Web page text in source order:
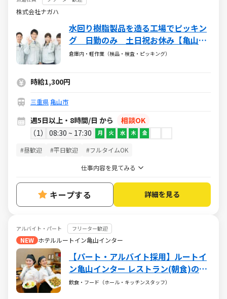
株式会社ナガハ
水回り樹脂製品を造る工場でピッキン
グ 日勤のみ 土日祝お休み【亀山市
白木町】 No411262
倉庫内・軽作業（検品・検査・ピッキング）
時給1,300円
三重県亀山市
週5日以上・8時間/日 から
相談OK
1
08:30 ~ 17:30 月 火 水 木 金
#昼歓迎 #平日歓迎 #フルタイムOK
仕事内容を見てみる
キープする 詳細を見る
アルバイト・パート フリーター歓迎
NEW ホテルルートイン亀山インター
【パート・アルバイト採用】ルートイ
ン亀山インター レストラン(朝食)のお
仕事
飲食・フード（ホール・キッチンスタッフ）